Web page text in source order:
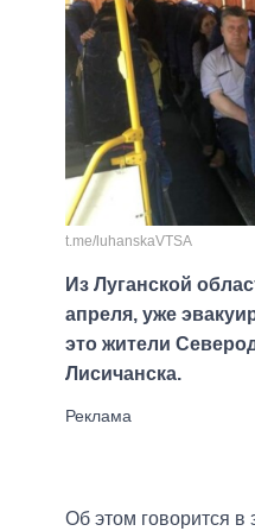
t.me/luhanskaVTSA
Из Луганской
апреля, уже
это жители
Лисичанска.
Об этом говорится в